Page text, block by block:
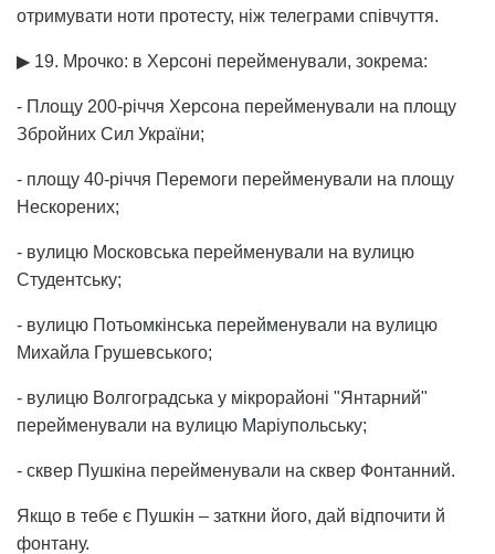
отримувати ноти протесту, ніж телеграми співчуття.
▶ 19. Мрочко: в Херсоні перейменували, зокрема:
- Площу 200-річчя Херсона перейменували на площу
Збройних Сил України;
- площу 40-річчя Перемоги перейменували на площу
Нескорених;
- вулицю Московська перейменували на вулицю
Студентську;
- вулицю Потьомкінська перейменували на вулицю
Михайла Грушевського;
- вулицю Волгоградська у мікрорайоні "Янтарний"
перейменували на вулицю Маріупольську;
- сквер Пушкіна перейменували на сквер Фонтанний.
Якщо в тебе є Пушкін – заткни його, дай відпочити й
фонтану.